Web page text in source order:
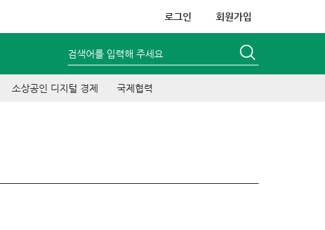
로그인 회원가입
검색어를 입력해 주세요
소상공인 디지털 경제 국제협력